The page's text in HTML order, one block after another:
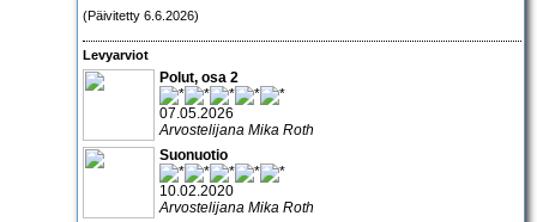
(Päivitetty 6.6.2026)
Levyarviot
Polut, osa 2
07.05.2026
Arvostelijana Mika Roth
Suonuotio
10.02.2020
Arvostelijana Mika Roth